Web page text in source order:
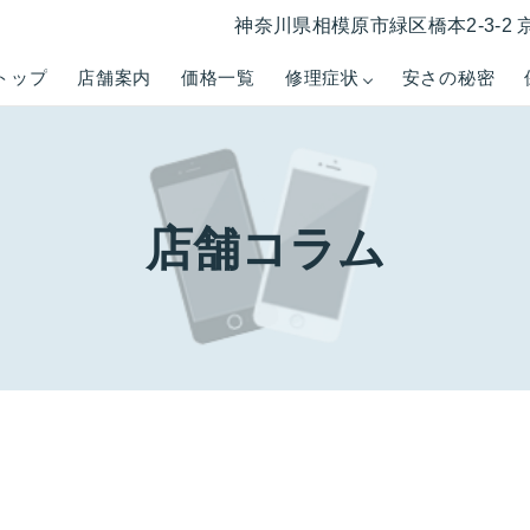
ップ 店舗案内 価格一覧 修理症状 安さの秘密
神奈川県相模原市緑区橋本2-3-2
店舗コラム